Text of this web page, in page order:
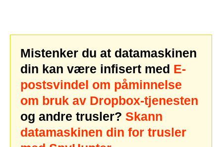
Mistenker du at datamaskinen
din kan være infisert med E-
postsvindel om påminnelse
om bruk av Dropbox-tjenesten
og andre trusler? Skann
datamaskinen din for trusler